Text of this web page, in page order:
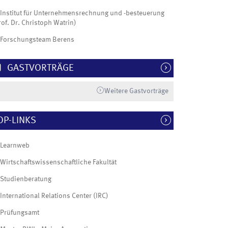
Institut für Unternehmensrechnung und -besteuerung
Dr. Christoph Watrin)
Forschungsteam Berens
GASTVORTRÄGE
Weitere Gastvorträge
LINKS
Learnweb
Wirtschaftswissenschaftliche Fakultät
Studienberatung
International Relations Center (IRC)
Prüfungsamt